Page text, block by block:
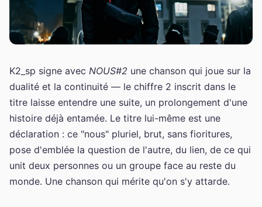
K2_sp signe avec NOUS#2 une chanson qui joue sur la
dualité et la continuité — le chiffre 2 inscrit dans le
titre laisse entendre une suite, un prolongement d'une
histoire déjà entamée. Le titre lui-même est une
déclaration : ce "nous" pluriel, brut, sans fioritures,
pose d'emblée la question de l'autre, du lien, de ce qui
unit deux personnes ou un groupe face au reste du
monde. Une chanson qui mérite qu'on s'y attarde.